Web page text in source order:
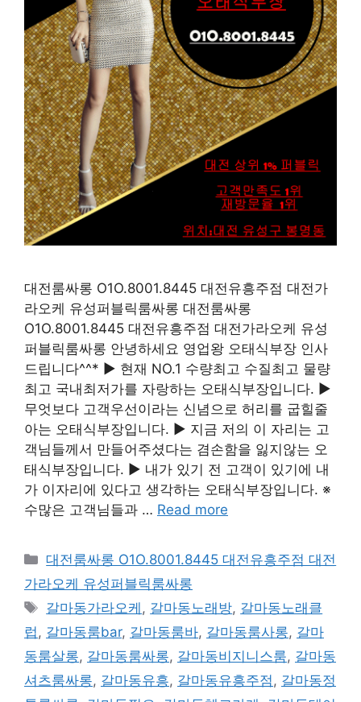
대전룸싸롱 O1O.8001.8445 대전유흥주점 대전가
라오케 유성퍼블릭룸싸롱 대전룸싸롱
O1O.8001.8445 대전유흥주점 대전가라오케 유성
퍼블릭룸싸롱 안녕하세요 영업왕 오태식부장 인사
드립니다^^* ▶ 현재 NO.1 수량최고 수질최고 물량
최고 국내최저가를 자랑하는 오태식부장입니다. ▶
무엇보다 고객우선이라는 신념으로 허리를 굽힐줄
아는 오태식부장입니다. ▶ 지금 저의 이 자리는 고
객님들께서 만들어주셨다는 겸손함을 잃지않는 오
태식부장입니다. ▶ 내가 있기 전 고객이 있기에 내
가 이자리에 있다고 생각하는 오태식부장입니다. ※
수많은 고객님들과 … Read more
카
테
고
리
대전룸싸롱 O1O.8001.8445 대전유흥주점 대전
가라오케 유성퍼블릭룸싸롱
태
그
갈마동가라오케 , 갈마동노래방, 갈마동노래클
럽 , 갈마동룸bar, 갈마동룸바, 갈마동룸사롱, 갈마
동룸살롱, 갈마동룸싸롱, 갈마동비지니스룸, 갈마동
셔츠룸싸롱, 갈마동유흥, 갈마동유흥주점 , 갈마동정